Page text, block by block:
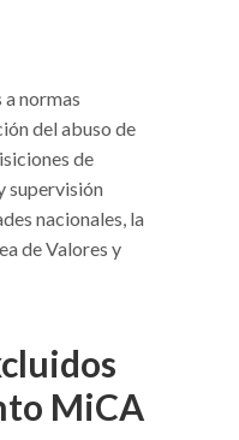
normas
del abuso de
de
supervisión
nacionales, la
de Valores y
MiCA